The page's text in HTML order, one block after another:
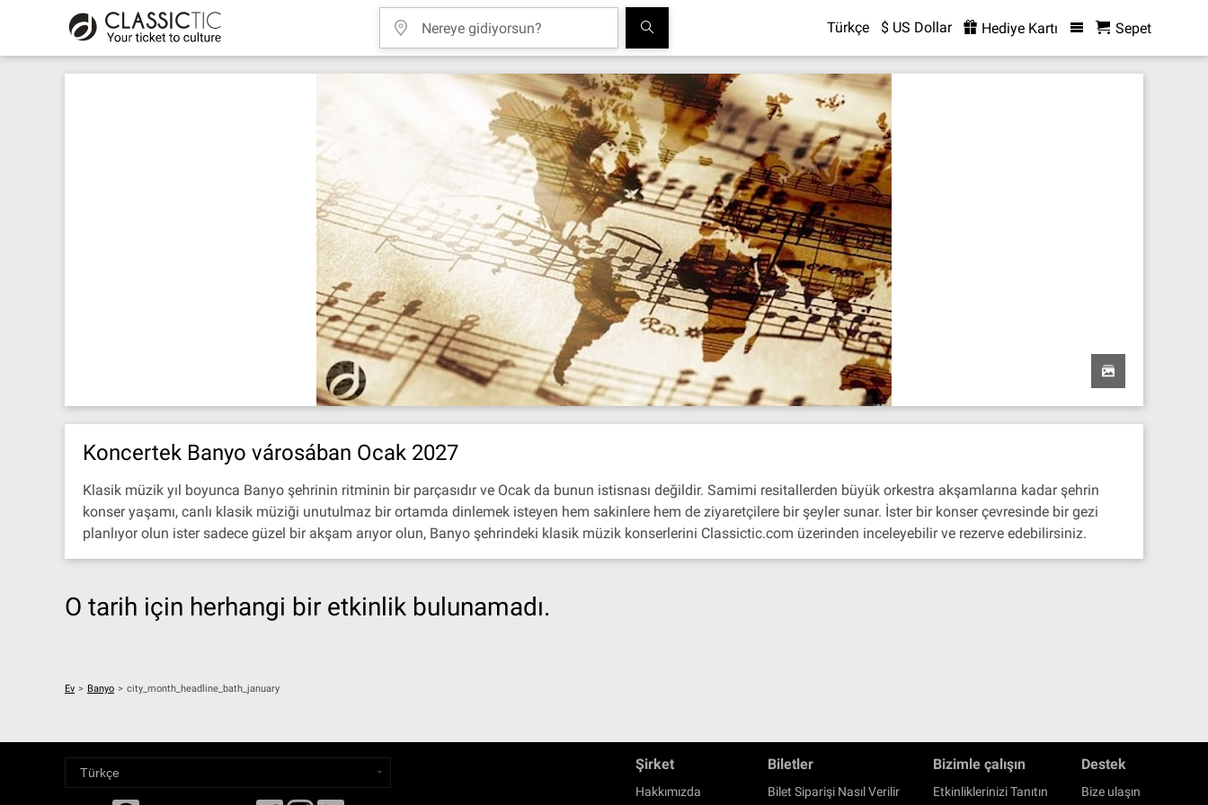
Türkçe $ US Dollar Hediye Kartı Sepet
Koncertek Banyo városában Ocak 2027
Klasik müzik yıl boyunca Banyo şehrinin ritminin bir parçasıdır ve Ocak da bunun istisnası değildir. Samimi resitallerden büyük orkestra akşamlarına kadar şehrin
konser yaşamı, canlı klasik müziği unutulmaz bir ortamda dinlemek isteyen hem sakinlere hem de ziyaretçilere bir şeyler sunar. İster bir konser çevresinde bir gezi
planlıyor olun ister sadece güzel bir akşam arıyor olun, Banyo şehrindeki klasik müzik konserlerini Classictic.com üzerinden inceleyebilir ve rezerve edebilirsiniz.
O tarih için herhangi bir etkinlik bulunamadı.
Ev > Banyo > city_month_headline_bath_january
Şirket
Hakkımızda
Biletler
Bilet Siparişi Nasıl Verilir
Bizimle çalışın
Etkinliklerinizi Tanıtın
Destek
Bize ulaşın